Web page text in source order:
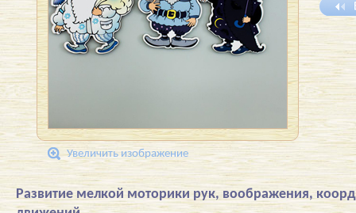
Увеличить изображение
Развитие мелкой моторики рук, воображения,